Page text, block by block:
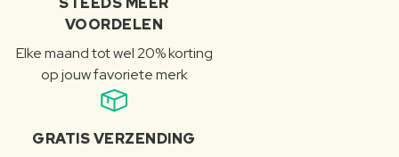
VOORDELEN
Elke maand tot wel 20% korting
op jouw favoriete merk
GRATIS VERZENDING